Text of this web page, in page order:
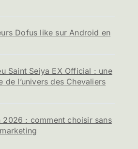
Dofus like sur Android en
Saint Seiya EX Official : une
de l’univers des Chevaliers
2026 : comment choisir sans